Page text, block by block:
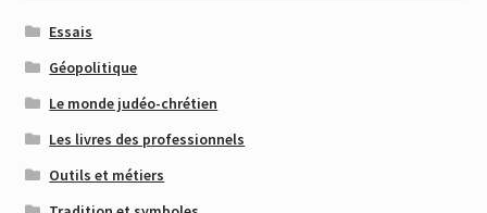
Essais
Géopolitique
Le monde judéo-chrétien
Les livres des professionnels
Outils et métiers